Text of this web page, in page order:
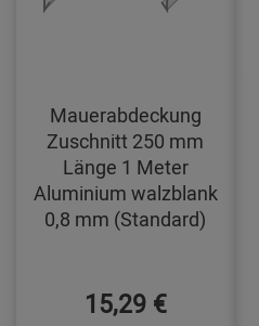
Mauerabdeckung
Zuschnitt 250 mm
Länge 1 Meter
Aluminium walzblank
0,8 mm (Standard)
15,29 €